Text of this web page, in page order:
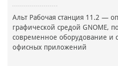
Альт Рабочая станция 11.2 —
графической средой GNOME,
современное оборудование и
офисных приложений